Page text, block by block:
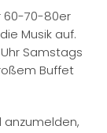
60-70-80er
Musik auf.
Samstags
Buffet
anzumelden,